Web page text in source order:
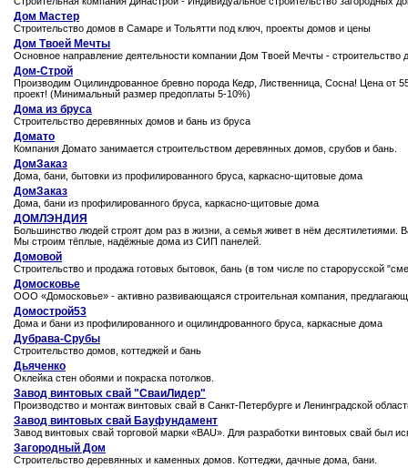
Дом Мастер
Строительство домов в Самаре и Тольятти под ключ, проекты домов и цены
Дом Твоей Мечты
Основное направление деятельности компании Дом Твоей Мечты - строительство
Дом-Строй
Производим Оцилиндрованное бревно порода Кедр, Лиственница, Сосна! Цена
проект! (Минимальный размер предоплаты 5-10%)
Дома из бруса
Строительство деревянных домов и бань из бруса
Домато
Компания Домато занимается строительством деревянных домов, срубов и бань.
ДомЗаказ
Дома, бани, бытовки из профилированного бруса, каркасно-щитовые дома
ДомЗаказ
Дома, бани из профилированного бруса, каркасно-щитовые дома
ДОМЛЭНДИЯ
Большинство людей строят дом раз в жизни, а семья живет в нём
Мы строим тёплые, надёжные дома из СИП панелей.
Домовой
Строительство и продажа готовых бытовок, бань (в том числе по старорусской
Домосковье
ООО «Домосковье» - активно развивающаяся строительная компания,
Домострой53
Дома и бани из профилированного и оцилиндрованного бруса, каркасные дома
Дубрава-Срубы
Строительство домов, коттеджей и бань
Дьяченко
Оклейка стен обоями и покраска потолков.
Завод винтовых свай "СваиЛидер"
Производство и монтаж винтовых свай в Санкт-Петербурге и Ленинградской
Завод винтовых свай Бауфундамент
Завод винтовых свай торговой марки «BAU». Для разработки винтовых свай был
Загородный Дом
Строительство деревянных и каменных домов. Коттеджи, дачные дома, бани.